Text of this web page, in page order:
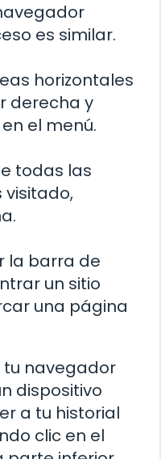
es similar.
horizontales
derecha y
el menú.
todas las
visitado,
la barra de
un sitio
una página
tu navegador
dispositivo
a tu historial
clic en el